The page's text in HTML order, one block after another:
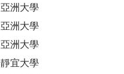
亞洲大學
亞洲大學
亞洲大學
靜宜大學